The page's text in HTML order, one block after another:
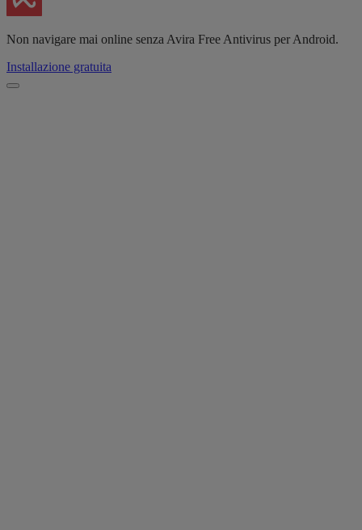
Non navigare mai online senza Avira Free Antivirus per Android.
Installazione gratuita